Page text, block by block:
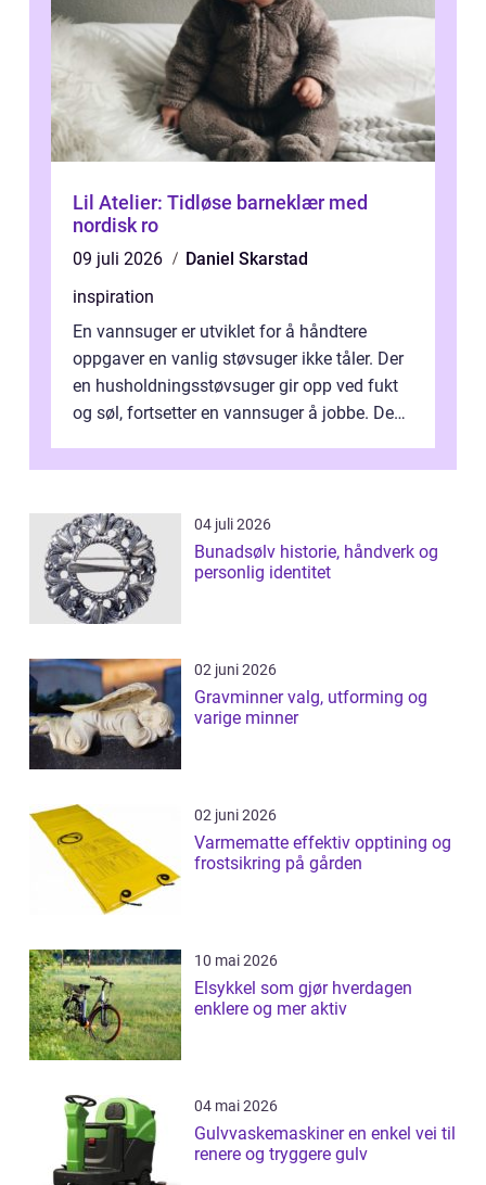
Lil Atelier: Tidløse barneklær med
nordisk ro
09 juli 2026
Daniel Skarstad
inspiration
En vannsuger er utviklet for å håndtere
oppgaver en vanlig støvsuger ikke tåler. Der
en husholdningsstøvsuger gir opp ved fukt
og søl, fortsetter en vannsuger å jobbe. Den
04 juli 2026
Bunadsølv historie, håndverk og
personlig identitet
02 juni 2026
Gravminner valg, utforming og
varige minner
02 juni 2026
Varmematte effektiv opptining og
frostsikring på gården
10 mai 2026
Elsykkel som gjør hverdagen
enklere og mer aktiv
04 mai 2026
Gulvvaskemaskiner en enkel vei til
renere og tryggere gulv